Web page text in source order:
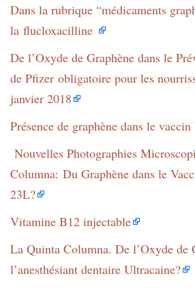
Dans la rubrique “médicaments
la flucloxacilline
De l’Oxyde de Graphène dans le
de Pfizer obligatoire pour les
janvier 2018
Présence de graphène dans le
Nouvelles Photographies
Columna: Du Graphène dans le
23L?
Vitamine B12 injectable
La Quinta Columna. De l’Oxyde de
l’anesthésiant dentaire Ultracaine?